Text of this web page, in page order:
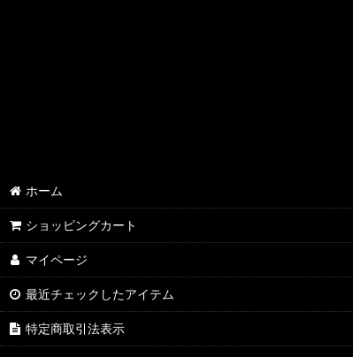
ホーム
ショッピングカート
マイページ
最近チェックしたアイテム
特定商取引法表示